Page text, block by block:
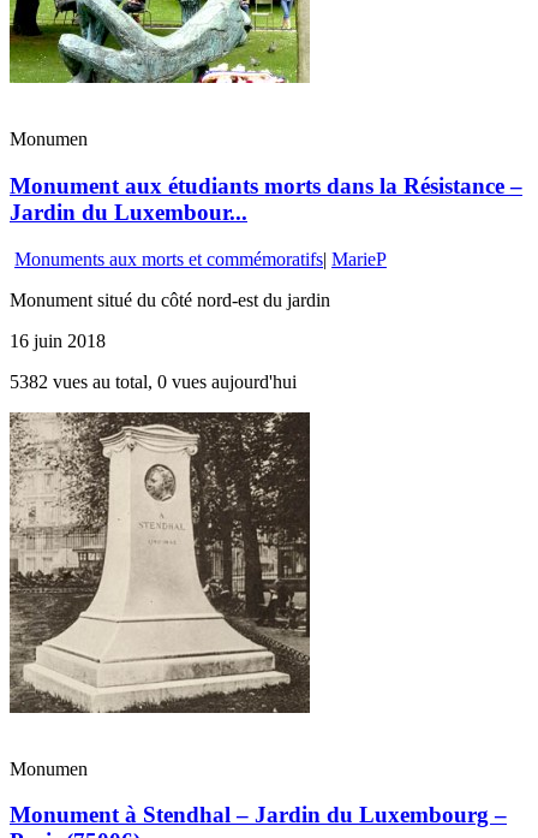
Monumen
Monument aux étudiants morts dans la Résistance –
Jardin du Luxembour...
Monuments aux morts et commémoratifs| MarieP
Monument situé du côté nord-est du jardin
16 juin 2018
5382 vues au total, 0 vues aujourd'hui
Monumen
Monument à Stendhal – Jardin du Luxembourg –